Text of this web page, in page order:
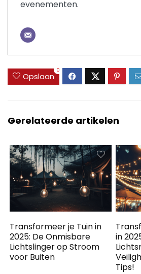
evenementen.
Opslaan
0
Gerelateerde artikelen
Transformeer je Tuin in
2025: De Onmisbare
Lichtslinger op Stroom
voor Buiten
in
Tips!